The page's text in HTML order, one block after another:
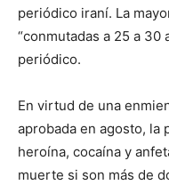
periódico iraní. La
“conmutadas a 25 a 30
periódico.
En virtud de una
aprobada en agosto, la
heroína, cocaína y
muerte si son más de